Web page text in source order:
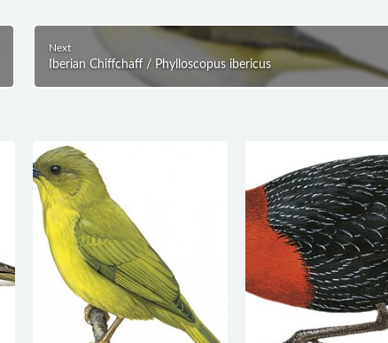
Next
Iberian Chiffchaff / Phylloscopus ibericus